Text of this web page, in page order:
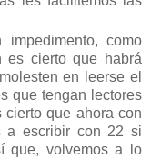
como
es cierto que habrá
en leerse el
que tengan lectores
cierto que ahora con
a escribir con 22 si
que, volvemos a lo